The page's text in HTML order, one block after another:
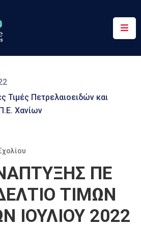
Τιμές Πετρελαιοειδών και
Χανίων
ΠΕ
ΤΙΜΩΝ
ΙΟΥΛΙΟΥ 2022